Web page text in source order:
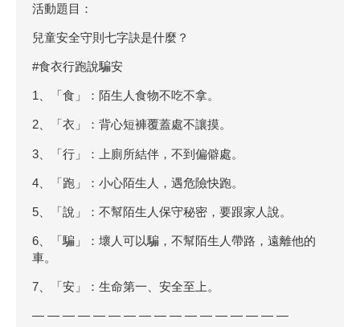
活動題目：
兒童安全守則七字訣是什麼？
#食衣行跑說騙安
1、「食」：陌生人食物不吃不拿。
2、「衣」：背心短褲覆蓋處不讓摸。
3、「行」：上廁所結伴，不到偏僻處。
4、「跑」：小心陌生人，遇危險快跑。
5、「說」：不幫陌生人保守秘密，要跟家人說。
6、「騙」：壞人可以騙，不幫陌生人帶路，遠離他的
車。
7、「安」：生命第一、安全至上。
— — — — — — — — — — — — — — — — —